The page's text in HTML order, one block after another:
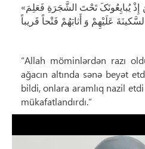
«لَقَدْ رَضِیَ اللَّهُ عَنِ الْمُؤْمِنِينَ إِذْ يُبايِعُونَکَ تَحْتَ الشَّجَرَةِ فَعَلِمَ
“Allah möminlərdən razı
ağacın altında sənə beyət
bildi, onlara aramlıq nazil
mükafatlandırdı.”